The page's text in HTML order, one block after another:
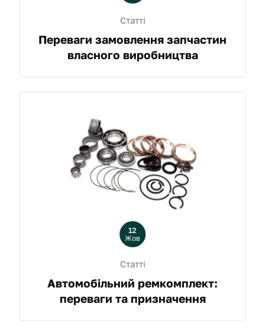
Статті
Переваги замовлення запчастин
власного виробництва
12
Жов
Статті
Автомобільний ремкомплект:
переваги та призначення